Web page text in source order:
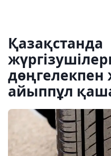
Қазақстанда
дөңгелекпен
айыппұл